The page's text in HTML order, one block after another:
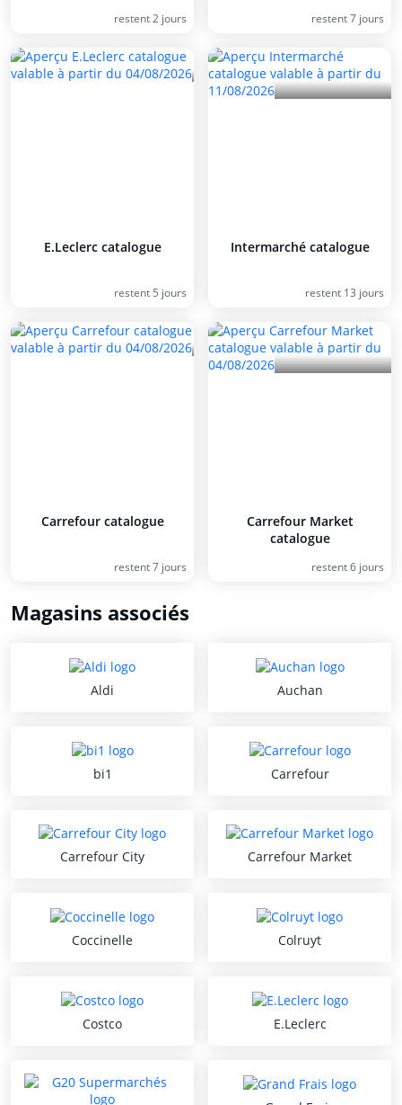
restent 2 jours restent 7 jours
E.Leclerc catalogue
restent 5 jours
Intermarché catalogue
restent 13 jours
Carrefour catalogue
restent 7 jours
Carrefour Market
catalogue
restent 6 jours
Magasins associés
Aldi Auchan
bi1 Carrefour
Carrefour City Carrefour Market
Coccinelle Colruyt
Costco E.Leclerc